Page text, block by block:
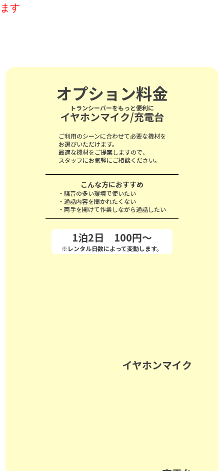
ます
オプション料金
イヤホンマイク
トランシーバーをもっと便利に
イヤホンマイク/充電台
ご利用のシーンに合わせて必要な機材を
お選びいただけます。
最適な機材をご提案しますので、
スタッフにお気軽にご相談ください。
こんな方におすすめ
・騒音の多い環境で使いたい
・通話内容を聞かれたくない
・両手を開けて作業しながら通話したい
1泊2日 100円～
※レンタル日数によって変動します。